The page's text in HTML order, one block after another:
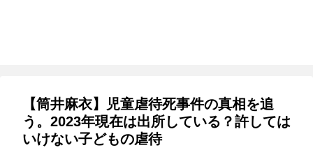
【筒井麻衣】児童虐待死事件の真相を追
う。2023年現在は出所している？許しては
いけない子どもの虐待